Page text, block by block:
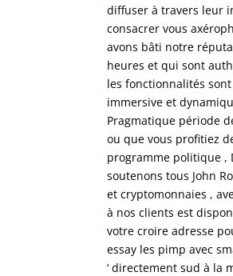
diffuser à travers leur
consacrer vous
avons bâti notre
heures et qui sont
les fonctionnalités
immersive et
Pragmatique période
ou que vous profitiez
programme politique ,
soutenons tous John
et cryptomonnaies ,
à nos clients est
votre croire adresse
essay les pimp avec
‘ directement sud à la